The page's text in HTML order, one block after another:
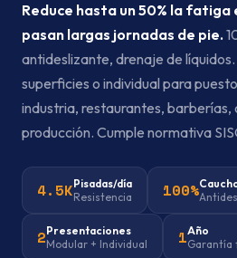
Reduce hasta un 50% la
pasan largas jornadas de pie.
antideslizante, drenaje de
superficies o individual para
industria, restaurantes, barberías,
producción. Cumple normativa
4.5KPisadas/día
Resistencia
100%
2Presentaciones
Modular + Individual
1Año
Garantía